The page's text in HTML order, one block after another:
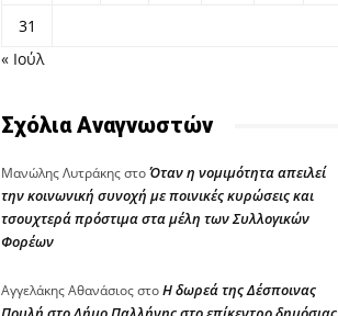
31
« Ιούλ
Σχόλια Αναγνωστών
Μανώλης ΛυτράκηςστοΌταν η νομιμότητα απειλεί
την κοινωνική συνοχή με ποινικές κυρώσεις και
τσουχτερά πρόστιμα στα μέλη των Συλλογικών
Φορέων
Αγγελάκης ΑθανάσιοςστοΗ δωρεά της Δέσποινας